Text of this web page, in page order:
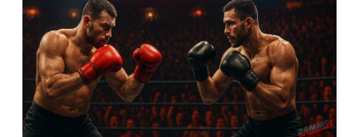
разрабатывается с учётом снижения рисков
травм, а правила бокса строго регламентируют
её обязательность и качество.
Основная экипировка боксёра
Перчатки: стандарт — от 10 до 12 унций, в